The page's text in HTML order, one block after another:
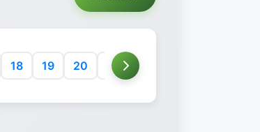
18 19 20 21 22